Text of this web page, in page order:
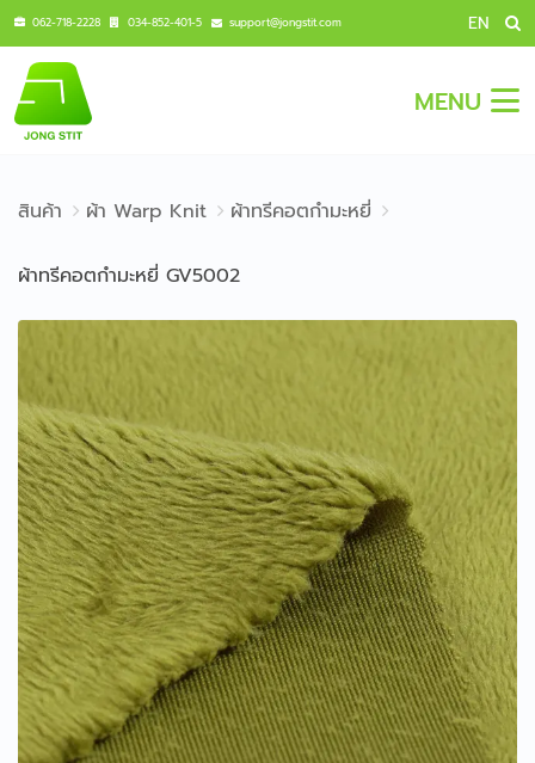
062-718-2228 034-852-401-5 support@jongstit.com EN
MENU
สินค้า ผ้า Warp Knit ผ้าทรีคอตกำมะหยี่
ผ้าทรีคอตกำมะหยี่ GV5002